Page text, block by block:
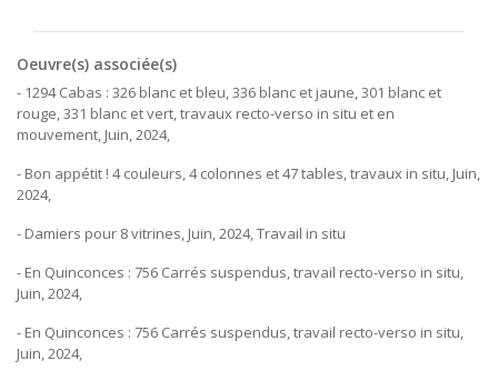
Oeuvre(s) associée(s)
- 1294 Cabas : 326 blanc et bleu, 336 blanc et jaune, 301 blanc et
rouge, 331 blanc et vert, travaux recto-verso in situ et en
mouvement, Juin, 2024,
- Bon appétit ! 4 couleurs, 4 colonnes et 47 tables, travaux in situ, Juin,
2024,
- Damiers pour 8 vitrines, Juin, 2024, Travail in situ
- En Quinconces : 756 Carrés suspendus, travail recto-verso in situ,
Juin, 2024,
- En Quinconces : 756 Carrés suspendus, travail recto-verso in situ,
Juin, 2024,